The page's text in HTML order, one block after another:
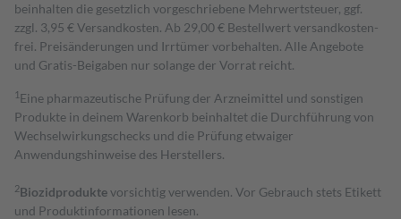
beinhalten die gesetzlich vorgeschriebene Mehrwertsteuer, ggf.
zzgl. 3,95 € Versandkosten. Ab 29,00 € Bestell­wert versand­kosten­
frei. Preisänderungen und Irrtümer vorbehalten. Alle Angebote
und Gratis-Beigaben nur solange der Vorrat reicht.
1 Eine pharmazeutische Prüfung der Arzneimittel und sonstigen
Produkte in deinem Warenkorb beinhaltet die Durchführung von
Wechselwirkungschecks und die Prüfung etwaiger
Anwendungshinweise des Herstellers.
2Biozidproduktevorsichtig verwenden. Vor Gebrauch stets Etikett
und Produktinformationen lesen.